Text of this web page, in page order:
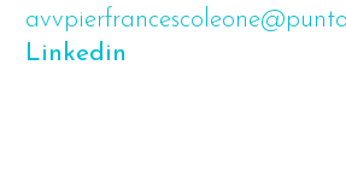
Linkedin